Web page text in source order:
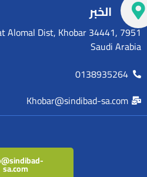
الخبر
Alomal Dist, Khobar 34441,
Saudi Arabia
0138935264
Khobar@sindibad-sa.com
sa.com